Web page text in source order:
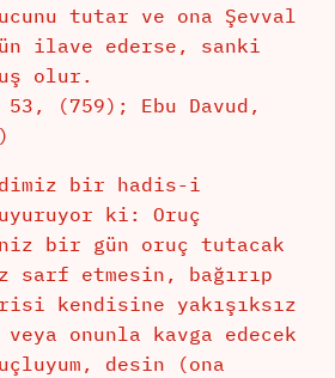
tutar ve ona Şevval
ilave ederse, sanki
olur.
(759); Ebu Davud,
bir hadis-i
ki: Oruç
bir gün oruç tutacak
sarf etmesin, bağırıp
kendisine yakışıksız
onunla kavga edecek
desin (ona